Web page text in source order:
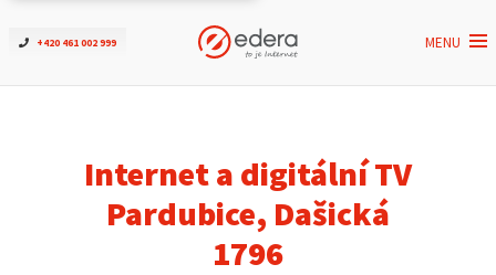
+420 461 002 999 MENU
Ověřit dostupnost
ČEZNET TV
Internet a digitální TV
Pardubice, Dašická
1796